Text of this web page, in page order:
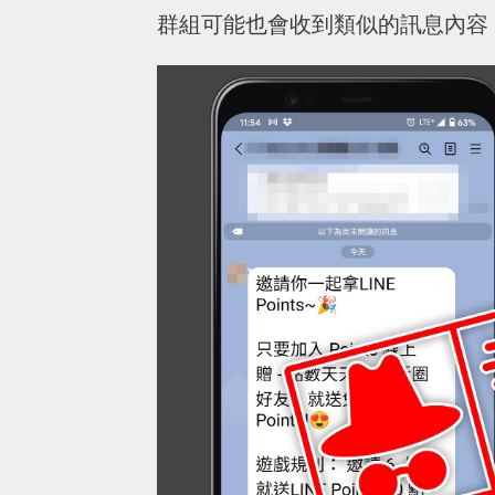
群組可能也會收到類似的訊息內容